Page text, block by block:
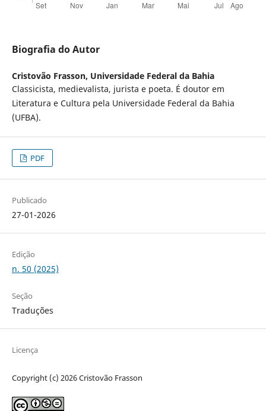
Biografia do Autor
Cristovão Frasson, Universidade Federal da Bahia
Classicista, medievalista, jurista e poeta. É doutor em
Literatura e Cultura pela Universidade Federal da Bahia
(UFBA).
PDF
Publicado
27-01-2026
Edição
n. 50 (2025)
Seção
Traduções
Licença
Copyright (c) 2026 Cristovão Frasson